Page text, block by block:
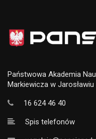
Państwowa Akademia
Markiewicza w Jarosławiu
16 624 46 40
Spis telefonów